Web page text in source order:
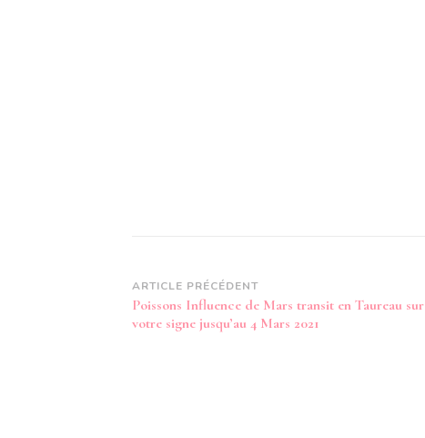
Navigation
d’article
ARTICLE PRÉCÉDENT
Poissons Influence de Mars transit en Taureau sur
votre signe jusqu’au 4 Mars 2021